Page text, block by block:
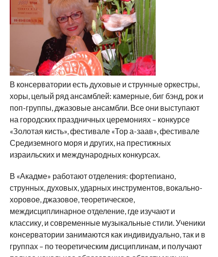
В консерватории есть духовые и струнные оркестры,
хоры, целый ряд ансамблей: камерные, биг бэнд, рок и
поп-группы, джазовые ансамбли. Все они выступают
на городских праздничных церемониях – конкурсе
«Золотая кисть», фестивале «Тор а-заав», фестивале
Средиземного моря и других, на престижных
израильских и международных конкурсах.
В «Акадме» работают отделения: фортепиано,
струнных, духовых, ударных инструментов, вокально-
хоровое, джазовое, теоретическое,
междисциплинарное отделение, где изучают и
классику, и современные музыкальные стили. Ученики
консерватории занимаются как индивидуально, так и в
группах – по теоретическим дисциплинам, и получают